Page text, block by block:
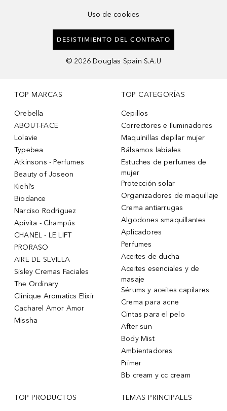
Uso de cookies
DESISTIMIENTO DEL CONTRATO
© 2026 Douglas Spain S.A.U
TOP MARCAS
Orebella
ABOUT-FACE
Lolavie
Typebea
Atkinsons - Perfumes
Beauty of Joseon
Kiehl’s
Biodance
Narciso Rodriguez
Apivita - Champús
CHANEL - LE LIFT
PRORASO
AIRE DE SEVILLA
Sisley Cremas Faciales
The Ordinary
Clinique Aromatics Elixir
Cacharel Amor Amor
Missha
TOP CATEGORÍAS
Cepillos
Correctores e Iluminadores
Maquinillas depilar mujer
Bálsamos labiales
Estuches de perfumes de
mujer
Protección solar
Organizadores de maquillaje
Crema antiarrugas
Algodones smaquillantes
Aplicadores
Perfumes
Aceites de ducha
Aceites esenciales y de
masaje
Sérums y aceites capilares
Crema para acne
Cintas para el pelo
After sun
Body Mist
Ambientadores
Primer
Bb cream y cc cream
TOP PRODUCTOS TEMAS PRINCIPALES